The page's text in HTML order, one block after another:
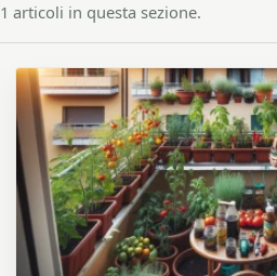
1 articoli in questa sezione.